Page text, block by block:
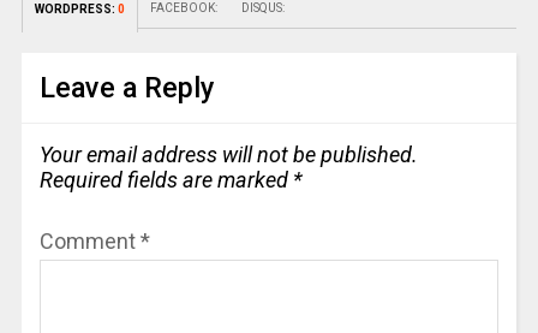
WORDPRESS: 0 FACEBOOK: DISQUS:
Leave a Reply
Your email address will not be published.
Required fields are marked *
Comment*